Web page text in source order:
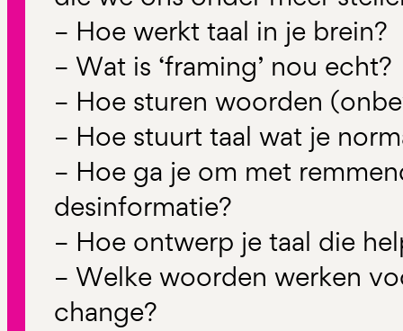
– Hoe werkt taal in je brein?
– Wat is ‘framing’ nou echt?
– Hoe sturen woorden
– Hoe stuurt taal wat je
– Hoe ga je om met
desinformatie?
– Hoe ontwerp je taal die
– Welke woorden werken
change?